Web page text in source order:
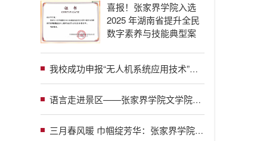
喜报！张家界学院入选
2025 年湖南省提升全民
数字素养与技能典型案
我校成功申报“无人机系统应用技术”职业教育本科专业 助力低空经济高质量发展
语言走进景区——张家界学院文学院探索多语种导游人才培养路径
三月春风暖 巾帼绽芳华：张家界学院工会多彩活动庆祝“三八”国际劳动妇女节